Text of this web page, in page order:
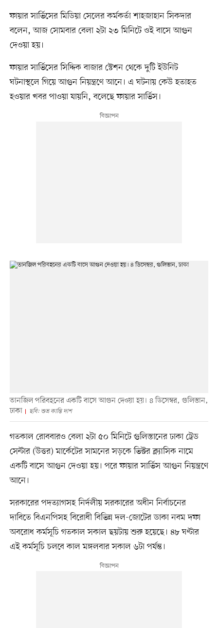
ফায়ার সার্ভিসের মিডিয়া সেলের কর্মকর্তা শাহজাহান সিকদার
বলেন, আজ সোমবার বেলা ২টা ২৩ মিনিটে ওই বাসে আগুন
দেওয়া হয়।
ফায়ার সার্ভিসের সিদ্দিক বাজার স্টেশন থেকে দুটি ইউনিট
ঘটনাস্থলে গিয়ে আগুন নিয়ন্ত্রণে আনে। এ ঘটনায় কেউ হতাহত
হওয়ার খবর পাওয়া যায়নি, বলেছে ফায়ার সার্ভিস।
তানজিল পরিবহনের একটি বাসে আগুন দেওয়া হয়। ৪ ডিসেম্বর, গুলিস্তান,
ঢাকা
ছবি: শুভ্র কান্তি দাশ
গতকাল রোববারও বেলা ২টা ৫০ মিনিটে গুলিস্তানের ঢাকা ট্রেড
সেন্টার (উত্তর) মার্কেটের সামনের সড়কে ভিক্টর ক্ল্যাসিক নামে
একটি বাসে আগুন দেওয়া হয়। পরে ফায়ার সার্ভিস আগুন নিয়ন্ত্রণে
আনে।
সরকারের পদত্যাগসহ নির্দলীয় সরকারের অধীন নির্বাচনের
দাবিতে বিএনপিসহ বিরোধী বিভিন্ন দল-জোটের ডাকা নবম দফা
অবরোধ কর্মসূচি গতকাল সকাল ছয়টায় শুরু হয়েছে। ৪৮ ঘণ্টার
এই কর্মসূচি চলবে কাল মঙ্গলবার সকাল ৬টা পর্যন্ত।